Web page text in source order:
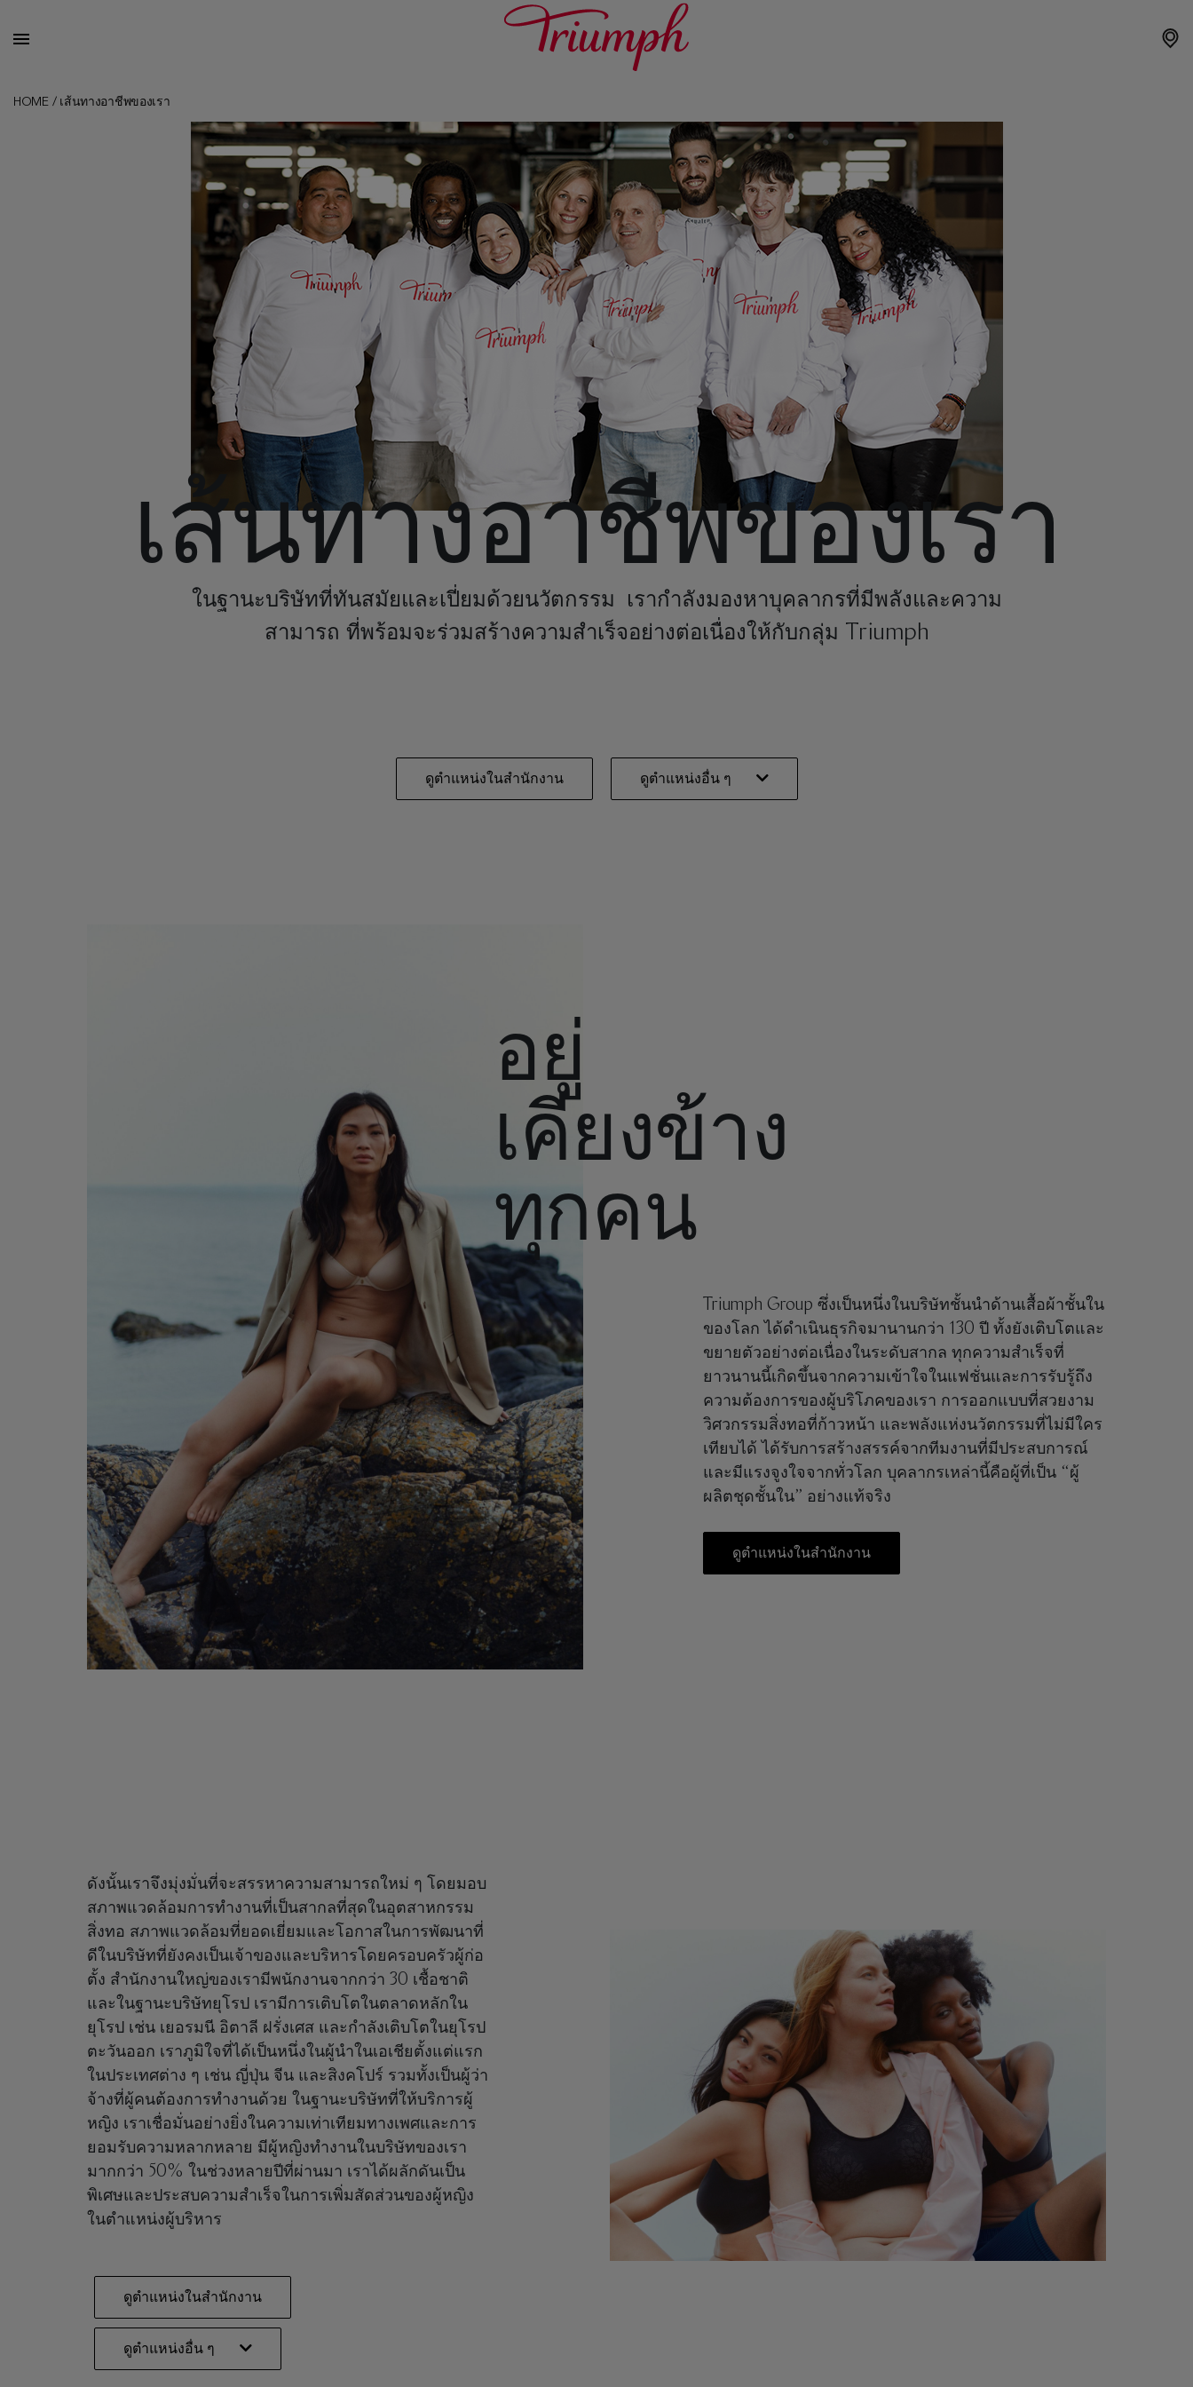
HOME/ เส้นทางอาชีพของเรา
เส้นทางอาชีพของเรา
ในฐานะบริษัทที่ทันสมัยและเปี่ยมด้วยนวัตกรรม เรากำลังมองหาบุคลากรที่มีพลังและความ
สามารถ ที่พร้อมจะร่วมสร้างความสำเร็จอย่างต่อเนื่องให้กับกลุ่ม Triumph
ดูตำแหน่งในสำนักงาน ดูตำแหน่งอื่น ๆ
อยู่
เคียงข้าง
ทุกคน
Triumph Group ซึ่งเป็นหนึ่งในบริษัทชั้นนำด้านเสื้อผ้าชั้นใน
ของโลก ได้ดำเนินธุรกิจมานานกว่า 130 ปี ทั้งยังเติบโตและ
ขยายตัวอย่างต่อเนื่องในระดับสากล ทุกความสำเร็จที่
ยาวนานนี้เกิดขึ้นจากความเข้าใจในแฟชั่นและการรับรู้ถึง
ความต้องการของผู้บริโภคของเรา การออกแบบที่สวยงาม
วิศวกรรมสิ่งทอที่ก้าวหน้า และพลังแห่งนวัตกรรมที่ไม่มีใคร
เทียบได้ ได้รับการสร้างสรรค์จากทีมงานที่มีประสบการณ์
และมีแรงจูงใจจากทั่วโลก บุคลากรเหล่านี้คือผู้ที่เป็น “ผู้
ผลิตชุดชั้นใน” อย่างแท้จริง
ดูตำแหน่งในสำนักงาน
ดังนั้นเราจึงมุ่งมั่นที่จะสรรหาความสามารถใหม่ ๆ โดยมอบ
สภาพแวดล้อมการทำงานที่เป็นสากลที่สุดในอุตสาหกรรม
สิ่งทอ สภาพแวดล้อมที่ยอดเยี่ยมและโอกาสในการพัฒนาที่
ดีในบริษัทที่ยังคงเป็นเจ้าของและบริหารโดยครอบครัวผู้ก่อ
ตั้ง สำนักงานใหญ่ของเรามีพนักงานจากกว่า 30 เชื้อชาติ
และในฐานะบริษัทยุโรป เรามีการเติบโตในตลาดหลักใน
ยุโรป เช่น เยอรมนี อิตาลี ฝรั่งเศส และกำลังเติบโตในยุโรป
ตะวันออก เราภูมิใจที่ได้เป็นหนึ่งในผู้นำในเอเชียตั้งแต่แรก
ในประเทศต่าง ๆ เช่น ญี่ปุ่น จีน และสิงคโปร์ รวมทั้งเป็นผู้ว่า
จ้างที่ผู้คนต้องการทำงานด้วย ในฐานะบริษัทที่ให้บริการผู้
หญิง เราเชื่อมั่นอย่างยิ่งในความเท่าเทียมทางเพศและการ
ยอมรับความหลากหลาย มีผู้หญิงทำงานในบริษัทของเรา
มากกว่า 50% ในช่วงหลายปีที่ผ่านมา เราได้ผลักดันเป็น
พิเศษและประสบความสำเร็จในการเพิ่มสัดส่วนของผู้หญิง
ในตำแหน่งผู้บริหาร
ดูตำแหน่งในสำนักงาน
ดูตำแหน่งอื่น ๆ